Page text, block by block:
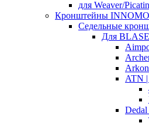
для Weaver/
Кронштейны
Седельные
Для
ATN